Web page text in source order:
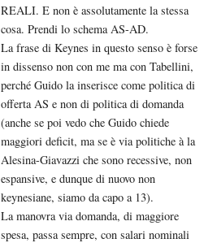
REALI. E non è assolutamente la stessa
cosa. Prendi lo schema AS-AD.
La frase di Keynes in questo senso è forse
in dissenso non con me ma con Tabellini,
perché Guido la inserisce come politica di
offerta AS e non di politica di domanda
(anche se poi vedo che Guido chiede
maggiori deficit, ma se è via politiche à la
Alesina-Giavazzi che sono recessive, non
espansive, e dunque di nuovo non
keynesiane, siamo da capo a 13).
La manovra via domanda, di maggiore
spesa, passa sempre, con salari nominali